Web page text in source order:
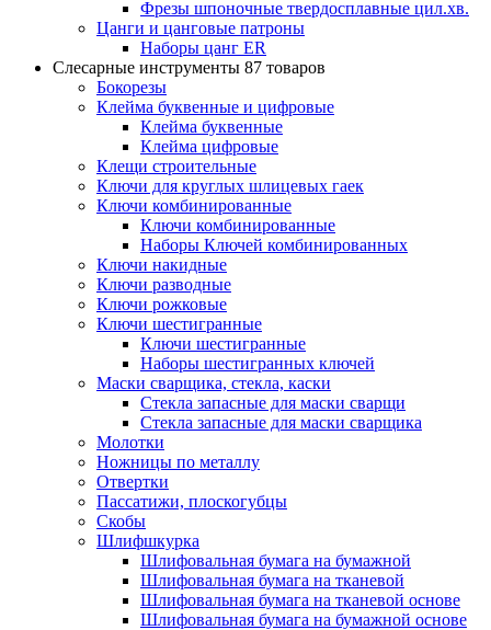
Фрезы шпоночные твердосплавные цил.хв.
Цанги и цанговые патроны
Наборы цанг ER
Слесарные инструменты 87 товаров
Бокорезы
Клейма буквенные и цифровые
Клейма буквенные
Клейма цифровые
Клещи строительные
Ключи для круглых шлицевых гаек
Ключи комбинированные
Ключи комбинированные
Наборы Ключей комбинированных
Ключи накидные
Ключи разводные
Ключи рожковые
Ключи шестигранные
Ключи шестигранные
Наборы шестигранных ключей
Маски сварщика, стекла, каски
Стекла запасные для маски сварщи
Стекла запасные для маски сварщика
Молотки
Ножницы по металлу
Отвертки
Пассатижи, плоскогубцы
Скобы
Шлифшкурка
Шлифовальная бумага на бумажной
Шлифовальная бумага на тканевой
Шлифовальная бумага на тканевой основе
Шлифовальная бумага на бумажной основе